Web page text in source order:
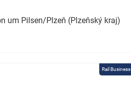
um Pilsen/Plzeň (Plzeňský kraj)
Rail Business